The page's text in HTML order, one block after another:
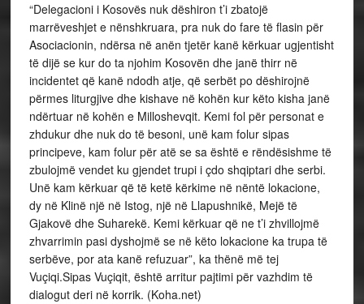
“Delegacioni i Kosovës nuk dëshiron t’i zbatojë
marrëveshjet e nënshkruara, pra nuk do fare të flasin për
Asociacionin, ndërsa në anën tjetër kanë kërkuar ugjentisht
të dijë se kur do ta njohim Kosovën dhe janë thirr në
incidentet që kanë ndodh atje, që serbët po dëshirojnë
përmes liturgjive dhe kishave në kohën kur këto kisha janë
ndërtuar në kohën e Milloshevqit. Kemi fol për personat e
zhdukur dhe nuk do të besoni, unë kam folur sipas
principeve, kam folur për atë se sa është e rëndësishme të
zbulojmë vendet ku gjendet trupi i çdo shqiptari dhe serbi.
Unë kam kërkuar që të ketë kërkime në nëntë lokacione,
dy në Klinë një në Istog, një në Llapushnikë, Mejë të
Gjakovë dhe Suharekë. Kemi kërkuar që ne t’i zhvillojmë
zhvarrimin pasi dyshojmë se në këto lokacione ka trupa të
serbëve, por ata kanë refuzuar”, ka thënë më tej
Vuçiqi.Sipas Vuçiqit, është arritur pajtimi për vazhdim të
dialogut deri në korrik. (Koha.net)